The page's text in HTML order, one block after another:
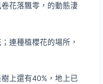
花落飄零，的動態淒
連種植櫻花的場所，
上還有40%，地上已